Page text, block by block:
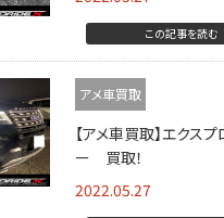
この記事を読む
アメ車買取
【アメ車買取】エクス
ー 買取！
2022.05.27